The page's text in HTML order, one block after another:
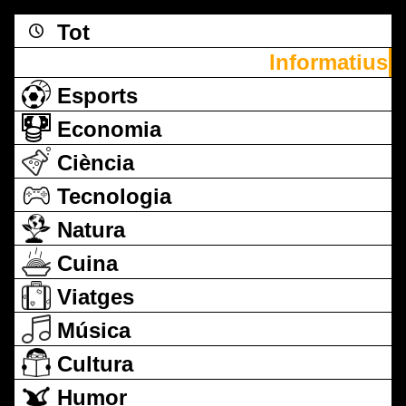
Tot
Informatius
Esports
Economia
Ciència
Tecnologia
Natura
Cuina
Viatges
Música
Cultura
Humor